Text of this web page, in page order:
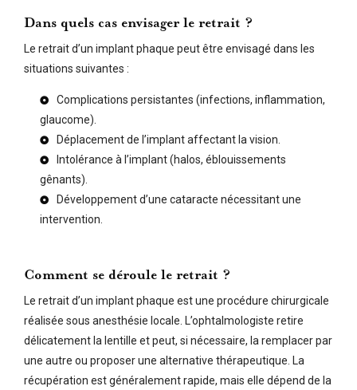
Dans quels cas envisager le retrait ?
Le retrait d’un implant phaque peut être envisagé dans les
situations suivantes :
Complications persistantes (infections, inflammation,
glaucome).
Déplacement de l’implant affectant la vision.
Intolérance à l’implant (halos, éblouissements
gênants).
Développement d’une cataracte nécessitant une
intervention.
Comment se déroule le retrait ?
Le retrait d’un implant phaque est une procédure chirurgicale
réalisée sous anesthésie locale. L’ophtalmologiste retire
délicatement la lentille et peut, si nécessaire, la remplacer par
une autre ou proposer une alternative thérapeutique. La
récupération est généralement rapide, mais elle dépend de la